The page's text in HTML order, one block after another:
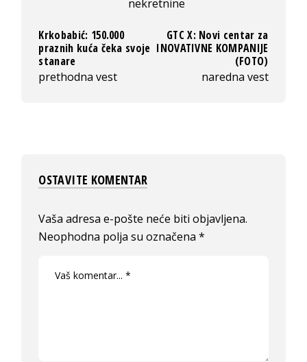
nekretnine
Krkobabić: 150.000
praznih kuća čeka svoje
stanare
prethodna vest
GTC X: Novi centar za
INOVATIVNE KOMPANIJE
(FOTO)
naredna vest
OSTAVITE KOMENTAR
Vaša adresa e-pošte neće biti objavljena.
Neophodna polja su označena*